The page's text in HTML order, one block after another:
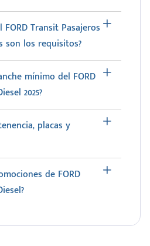
Transit Pasajeros
son los requisitos?
mínimo del FORD
2025?
placas y
de FORD